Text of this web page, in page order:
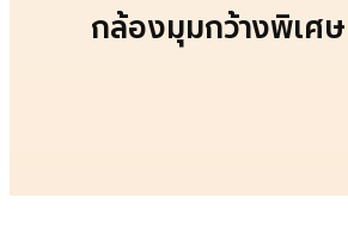
กล้องมุมกว้างพิเศ